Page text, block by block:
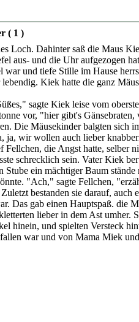
( 1 )
Loch. Dahinter saß die Maus
aus- und die Uhr aufgezogen
war und tiefe Stille im Hause
Kiek hatte die ganz
sagte Kiek leise vom
vor, "hier gibt's
Die Mäusekinder balgten sich
ja, wir wollen auch lieber
die Angst hatte, selber
schrecklich sein. Vater Kiek
Stube ein mächtiger Baum
"Ach," sagte Fellchen,
bestanden sie darauf,
Das gab einen Hauptspaß. die
lieber in dem Ast
hinein, und spielten Versteck
war und von Mama Miek